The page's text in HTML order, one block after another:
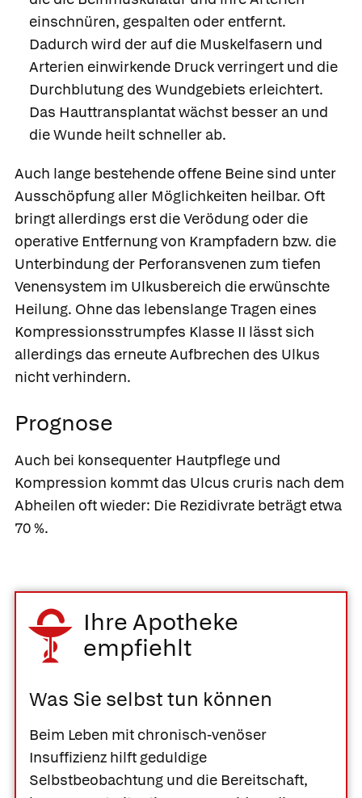
einschnüren, gespalten oder entfernt.
Dadurch wird der auf die Muskelfasern und
Arterien einwirkende Druck verringert und die
Durchblutung des Wundgebiets erleichtert.
Das Hauttransplantat wächst besser an und
die Wunde heilt schneller ab.
Auch lange bestehende offene Beine sind unter
Ausschöpfung aller Möglichkeiten heilbar. Oft
bringt allerdings erst die Verödung oder die
operative Entfernung von Krampfadern bzw. die
Unterbindung der Perforansvenen zum tiefen
Venensystem im Ulkusbereich die erwünschte
Heilung. Ohne das lebenslange Tragen eines
Kompressionsstrumpfes Klasse II lässt sich
allerdings das erneute Aufbrechen des Ulkus
nicht verhindern.
Prognose
Auch bei konsequenter Hautpflege und
Kompression kommt das Ulcus cruris nach dem
Abheilen oft wieder: Die Rezidivrate beträgt etwa
70 %.
Ihre Apotheke
empfiehlt
Was Sie selbst tun können
Beim Leben mit chronisch-venöser
Insuffizienz hilft geduldige
Selbstbeobachtung und die Bereitschaft,